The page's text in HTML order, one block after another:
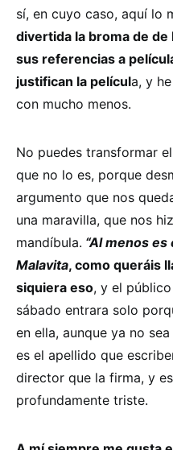
sí, en cuyo caso, aquí lo
divertida la broma de
sus referencias a
justifican la película, y
con mucho menos.
No puedes transformar
que no lo es, porque
argumento que nos
una maravilla, que nos
mandíbula. “Al menos
Malavita, como queráis
siquiera eso, y el
sábado entrara solo
en ella, aunque ya no
es el apellido que
director que la firma, y
profundamente triste.